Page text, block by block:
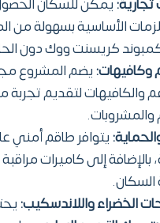
يمكن للسكان
الأساسية بسهولة من
كريسنت ووك دون
يضم المشروع
والكافيهات لتقديم تجربة
والمشروبات.
يتوافر طاقم أمني
بالإضافة إلى كاميرات
الخضراء واللاندسكيب: